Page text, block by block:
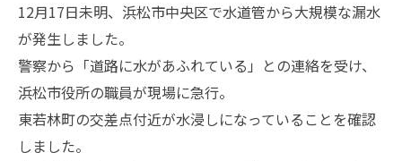
12月17日未明、浜松市中央区で水道管から大規模な漏水
が発生しました。
警察から「道路に水があふれている」との連絡を受け、
浜松市役所の職員が現場に急行。
東若林町の交差点付近が水浸しになっていることを確認
しました。